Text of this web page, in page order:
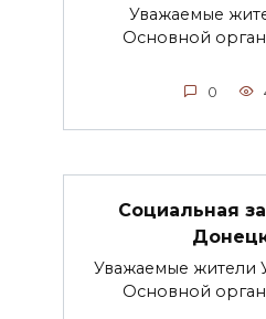
Уважаемые
Основной
0
Социальная
Уважаемые жители
Основной